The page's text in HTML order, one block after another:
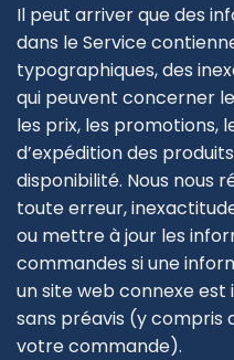
Il peut arriver que des
dans le Service
typographiques, des
qui peuvent concerner
les prix, les promotions,
d’expédition des
disponibilité. Nous nous
toute erreur,
ou mettre à jour les
commandes si une
un site web connexe
sans préavis (y compris
votre commande).